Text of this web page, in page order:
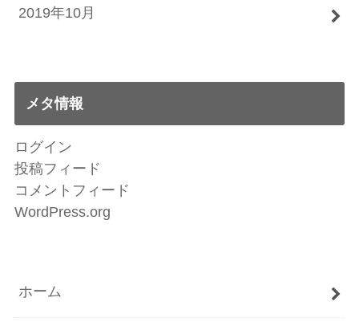
2019年10月
メタ情報
ログイン
投稿フィード
コメントフィード
WordPress.org
ホーム